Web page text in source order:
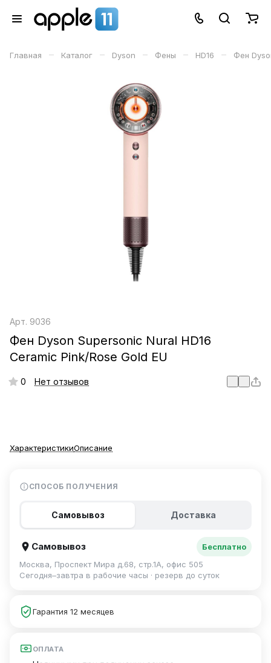
Главная – Каталог – Dyson – Фены – HD16 – Фен
Арт. 9036
Фен Dyson Supersonic Nural HD16
Ceramic Pink/Rose Gold EU
0 Нет отзывов
ХарактеристикиОписание
СПОСОБ ПОЛУЧЕНИЯ
Самовывоз Доставка
Самовывоз
Бесплатно
Москва, Проспект Мира д.68, стр.1А, офис 505
Сегодня–завтра в рабочие часы · резерв до суток
Гарантия 12 месяцев
ОПЛАТА